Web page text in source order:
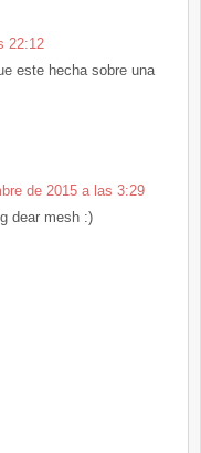
22:12
este hecha sobre una
de 2015 a las 3:29
dear mesh :)